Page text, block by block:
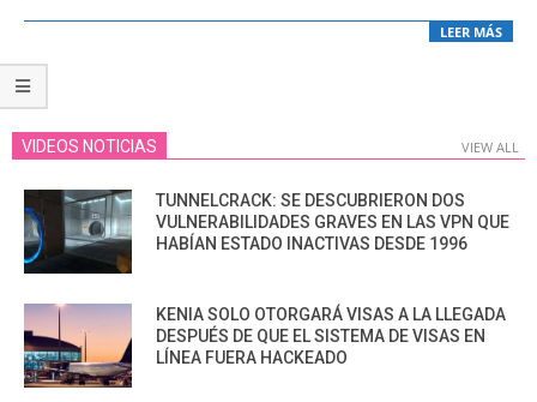
LEER MÁS
VIDEOS NOTICIAS VIEW ALL
TUNNELCRACK: SE DESCUBRIERON DOS
VULNERABILIDADES GRAVES EN LAS VPN QUE
HABÍAN ESTADO INACTIVAS DESDE 1996
KENIA SOLO OTORGARÁ VISAS A LA LLEGADA
DESPUÉS DE QUE EL SISTEMA DE VISAS EN
LÍNEA FUERA HACKEADO